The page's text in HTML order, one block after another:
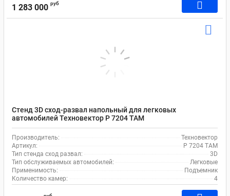
1 283 000 руб
Стенд 3D сход-развал напольный для легковых
автомобилей Техновектор P 7204 TAM
Производитель:
Техновектор
Артикул:
P 7204 TAM
Тип стенда сход развал:
3D
Тип обслуживаемых автомобилей:
Легковые
Применимость:
Подъемник
Количество камер:
4